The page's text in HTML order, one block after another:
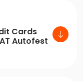
Cards
Autofest